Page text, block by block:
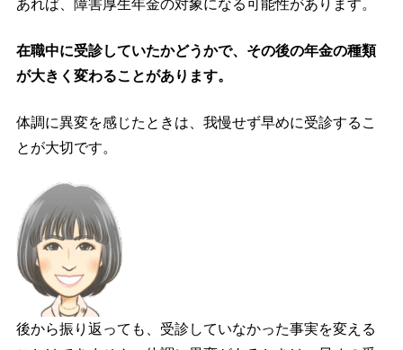
あれば、障害厚生年金の対象になる可能性があります。
在職中に受診していたかどうかで、その後の年金の種類
が大きく変わることがあります。
体調に異変を感じたときは、我慢せず早めに受診するこ
とが大切です。
後から振り返っても、受診していなかった事実を変える